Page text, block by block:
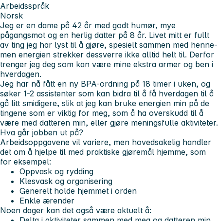
Arbeidsspråk
Norsk
Jeg er en dame på 42 år med godt humør, mye
pågangsmot og en herlig datter på 8 år. Livet mitt er fullt
av ting jeg har lyst til å gjøre, spesielt sammen med henne-
men energien strekker dessverre ikke alltid helt til. Derfor
trenger jeg deg som kan være mine ekstra armer og ben i
hverdagen.
Jeg har nå fått en ny BPA-ordning på 18 timer i uken, og
søker 1-2 assistenter som kan bidra til å få hverdagen til å
gå litt smidigere, slik at jeg kan bruke energien min på de
tingene som er viktig for meg, som å ha overskudd til å
være med datteren min, eller gjøre meningsfulle aktiviteter.
Hva går jobben ut på?
Arbeidsoppgavene vil variere, men hovedsakelig handler
det om å hjelpe til med praktiske gjøremål hjemme, som
for eksempel:
Oppvask og rydding
Klesvask og organisering
Generelt holde hjemmet i orden
Enkle ærender
Noen dager kan det også være aktuelt å: